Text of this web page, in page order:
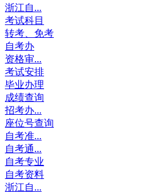
浙江自...
考试科目
转考、免考
自考办
资格审...
考试安排
毕业办理
成绩查询
招考办...
座位号查询
自考准...
自考通...
自考专业
自考资料
浙江自...